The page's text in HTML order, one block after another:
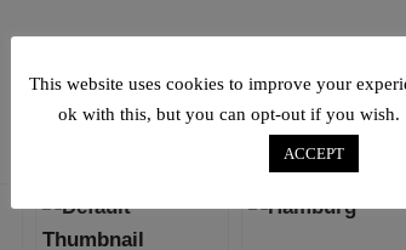
This website uses cookies to improve your
ok with this, but you can opt-out if you wish.
ACCEPT